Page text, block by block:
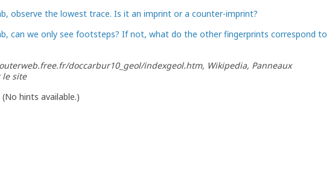
observe the lowest trace. Is it an imprint or a counter-imprint?
can we only see footsteps? If not, what do the other fingerprints correspond to
doccarbur10_geol/indexgeol.htm, Wikipedia, Panneaux
le site
(No hints available.)